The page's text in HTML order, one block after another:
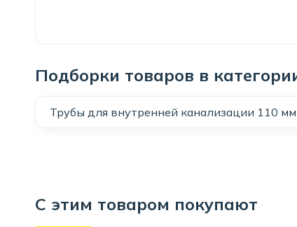
Подборки товаров в
Трубы для внутренней канализации 110 мм
С этим товаром покупают